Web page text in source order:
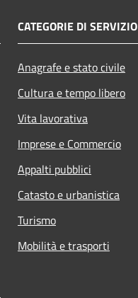
CATEGORIE DI SERVIZIO
Anagrafe e stato civile
Cultura e tempo libero
Vita lavorativa
Imprese e Commercio
Appalti pubblici
Catasto e urbanistica
Turismo
Mobilità e trasporti